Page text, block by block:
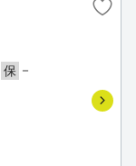
保 －